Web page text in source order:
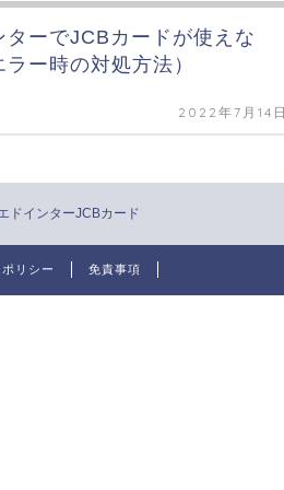
ターでJCBカードが使えな
ー時の対処方法）
2022年7月14
ドインターJCBカード
リシー 免責事項